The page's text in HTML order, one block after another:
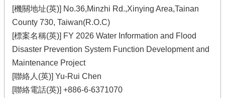
[機關地址(英)] No.36,Minzhi Rd.,Xinying Area,Tainan
County 730, Taiwan(R.O.C)
[標案名稱(英)] FY 2026 Water Information and Flood
Disaster Prevention System Function Development and
Maintenance Project
[聯絡人(英)] Yu-Rui Chen
[聯絡電話(英)] +886-6-6371070